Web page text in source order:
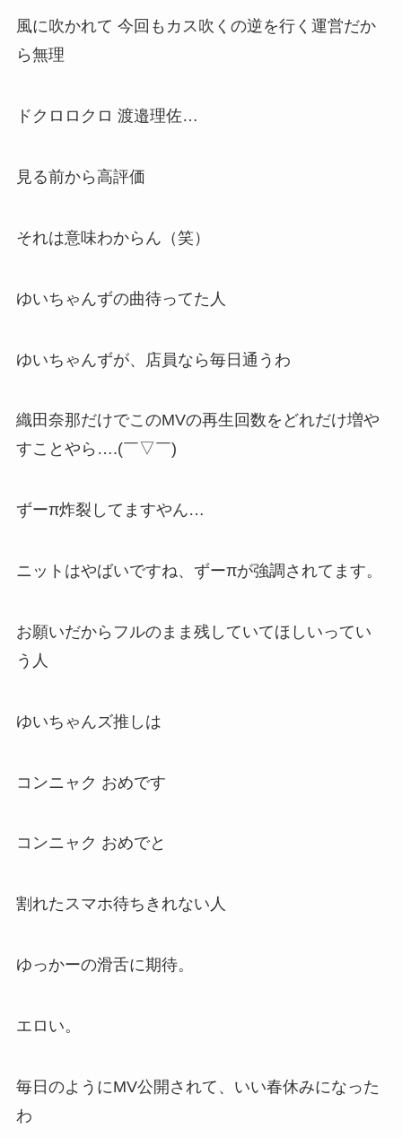
風に吹かれて 今回もカス吹くの逆を行く運営だか
ら無理
ドクロロクロ 渡邉理佐…
見る前から高評価
それは意味わからん（笑）
ゆいちゃんずの曲待ってた人
ゆいちゃんずが、店員なら毎日通うわ
織田奈那だけでこのMVの再生回数をどれだけ増や
すことやら….(￣▽￣)
ずーπ炸裂してますやん…
ニットはやばいですね、ずーπが強調されてます。
お願いだからフルのまま残していてほしいってい
う人
ゆいちゃんズ推しは
コンニャク おめです
コンニャク おめでと
割れたスマホ待ちきれない人
ゆっかーの滑舌に期待。
エロい。
毎日のようにMV公開されて、いい春休みになった
わ